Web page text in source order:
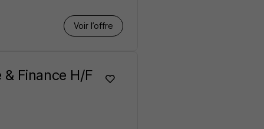
Voir l’offre
Finance H/F